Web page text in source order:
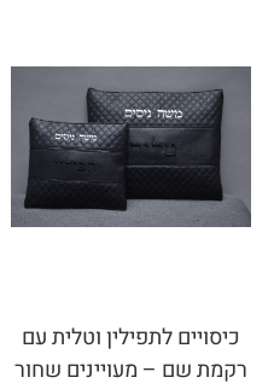
כיסויים לתפילין וטלית עם
רקמת שם – מעויינים שחור